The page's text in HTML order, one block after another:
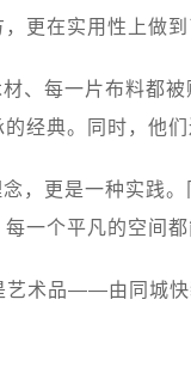
更在实用性上做
、每一片布料都
经典。同时，他
，更是一种实践
一个平凡的空间
艺术品——由同城